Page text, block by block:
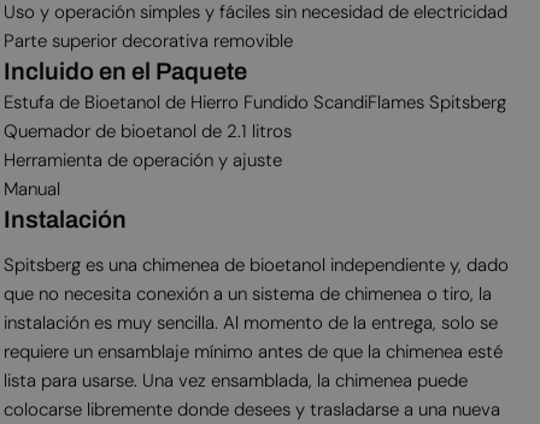
Uso y operación simples y fáciles sin necesidad de electricidad
Parte superior decorativa removible
Incluido en el Paquete
Estufa de Bioetanol de Hierro Fundido ScandiFlames Spitsberg
Quemador de bioetanol de 2.1 litros
Herramienta de operación y ajuste
Manual
Instalación
Spitsberg es una chimenea de bioetanol independiente y, dado
que no necesita conexión a un sistema de chimenea o tiro, la
instalación es muy sencilla. Al momento de la entrega, solo se
requiere un ensamblaje mínimo antes de que la chimenea esté
lista para usarse. Una vez ensamblada, la chimenea puede
colocarse libremente donde desees y trasladarse a una nueva